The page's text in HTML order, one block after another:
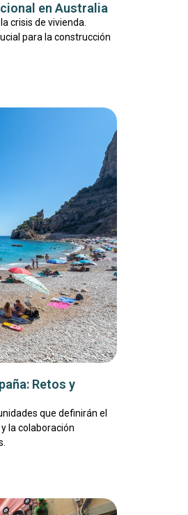
en Australia
crisis de vivienda.
para la construcción
Retos y
que definirán el
la colaboración